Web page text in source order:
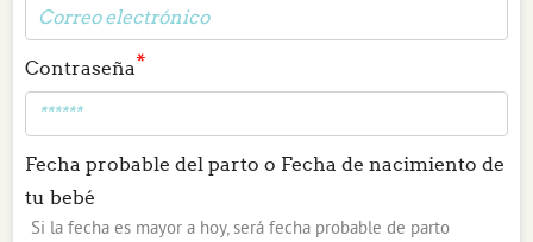
Contraseña*
Fecha probable del parto o Fecha de nacimiento de
tu bebé
Si la fecha es mayor a hoy, será fecha probable de parto